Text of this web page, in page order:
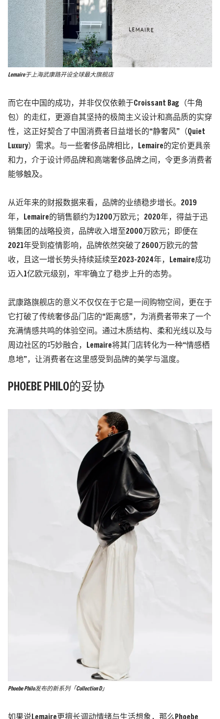
Lemaire于上海武康路开设全球最大旗舰店
而它在中国的成功，并非仅仅依赖于Croissant Bag （牛角
包）
的走红，更源自其坚持的极简主义设计和高品质的实穿
性，这正好契合了中国消费者日益增长的“静奢风” （Quiet
Luxury） 需求。与一些奢侈品牌相比，Lemaire的定价更具亲
和力，介于设计师品牌和高端奢侈品牌之间，令更多消费者
能够触及。
从近年来的财报数据来看，品牌的业绩稳步增长。2019
年，Lemaire的销售额约为1200万欧元；2020年，得益于迅
销集团的战略投资，品牌收入增至2000万欧元；即便在
2021年受到疫情影响，品牌依然突破了2600万欧元的营
收，且这一增长势头持续延续至2023-2024年，Lemaire成功
迈入1亿欧元级别，牢牢确立了稳步上升的态势。
武康路旗舰店的意义不仅仅在于它是一间购物空间，更在于
它打破了传统奢侈品门店的“距离感”，为消费者带来了一个
充满情感共鸣的体验空间。通过木质结构、柔和光线以及与
周边社区的巧妙融合，Lemaire将其门店转化为一种“情感栖
息地”，让消费者在这里感受到品牌的美学与温度。
PHOEBE PHILO的妥协
Phoebe Philo发布的新系列「Collection D」
如果说Lemaire更擅长调动情绪与生活想象，那么 Phoebe